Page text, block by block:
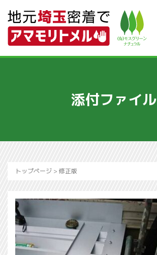
添付ファイル
トップページ > 修正版